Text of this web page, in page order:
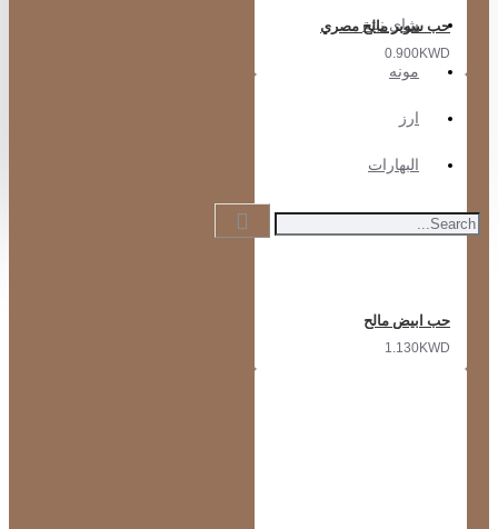
شاي نبتة
مونه
ارز
البهارات
حب سوبر مالح مصري
0.900KWD
حب ابيض مالح
1.130KWD